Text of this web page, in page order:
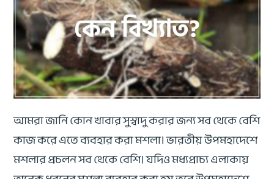
আমরা জানি কোন খাবার সুস্বাদু করার জন্য সব থেকে বেশি
কাজ করে এতে ব্যবহার করা মশলা। ভারতীয় উপমহাদেশে
মশলার প্রচলন সব থেকে বেশি। যদিও মধ্যপ্রাচ্য এলাকায়